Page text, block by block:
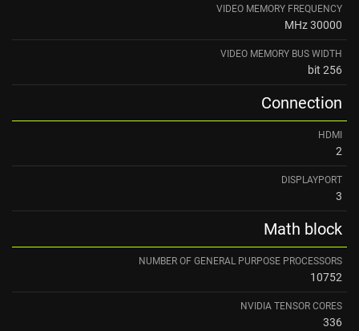
VIDEO MEMORY FREQUENCY
30000 MHz
VIDEO MEMORY BUS WIDTH
256 bit
Connection
HDMI
2
DISPLAYPORT
3
Math block
NUMBER OF GENERAL PURPOSE PROCESSORS
10752
NVIDIA TENSOR CORES
336